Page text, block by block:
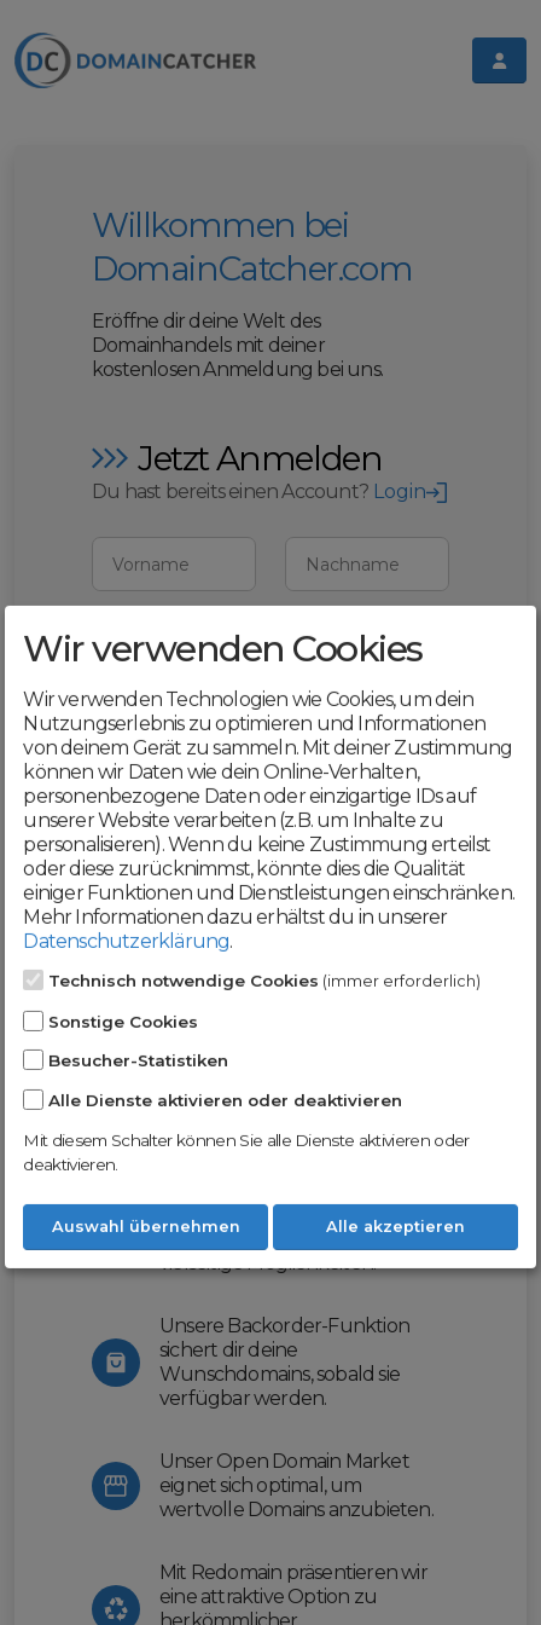
Willkommen bei
DomainCatcher.com
Eröffne dir deine Welt des
Domainhandels mit deiner
kostenlosen Anmeldung bei uns.
Jetzt Anmelden
Du hast bereits einen Account? Login
Vorname Nachname
E-Mail
Mit deiner Registrierung bestätigst du,
dass du dieAGBund
Datenschutzerklärung akzeptierst
Weiter
Werde jetzt Teil der
DomainCatcher-
Community!
Nutze unsere Erfahrung und profitiere
erleichtern wir dir den
Domainhandel und bieten dir
vielseitige Möglichkeiten.
Unsere Backorder-Funktion
sichert dir deine
Wunschdomains, sobald sie
verfügbar werden.
Unser Open Domain Market
eignet sich optimal, um
wertvolle Domains anzubieten.
Mit Redomain präsentieren wir
eine attraktive Option zu
Wir verwenden Cookies
Wir verwenden Technologien wie Cookies, um dein
Nutzungserlebnis zu optimieren und Informationen
von deinem Gerät zu sammeln. Mit deiner Zustimmung
können wir Daten wie dein Online-Verhalten,
personenbezogene Daten oder einzigartige IDs auf
unserer Website verarbeiten (z.B. um Inhalte zu
personalisieren). Wenn du keine Zustimmung erteilst
oder diese zurücknimmst, könnte dies die Qualität
einiger Funktionen und Dienstleistungen einschränken.
Mehr Informationen dazu erhältst du in unserer
Datenschutzerklärung.
Technisch notwendige Cookies (immer erforderlich)
Sonstige Cookies
Besucher-Statistiken
Alle Dienste aktivieren oder deaktivieren
Mit diesem Schalter können Sie alle Dienste aktivieren oder
deaktivieren.
Auswahl übernehmen Alle akzeptieren